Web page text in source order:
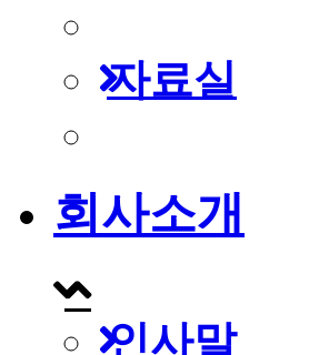
자료실
회사소개
인사말